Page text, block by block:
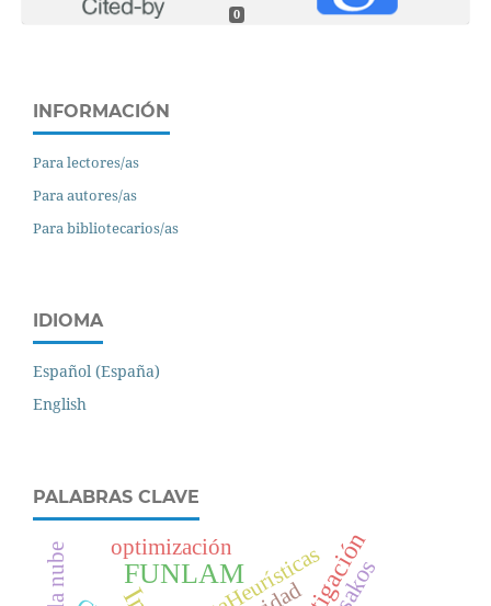
0
INFORMACIÓN
Para lectores/as
Para autores/as
Para bibliotecarios/as
IDIOMA
Español (España)
English
PALABRAS CLAVE
FUNLAM
optimización